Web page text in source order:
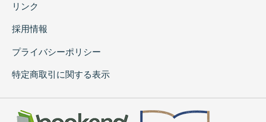
リンク
採用情報
プライバシーポリシー
特定商取引に関する表示